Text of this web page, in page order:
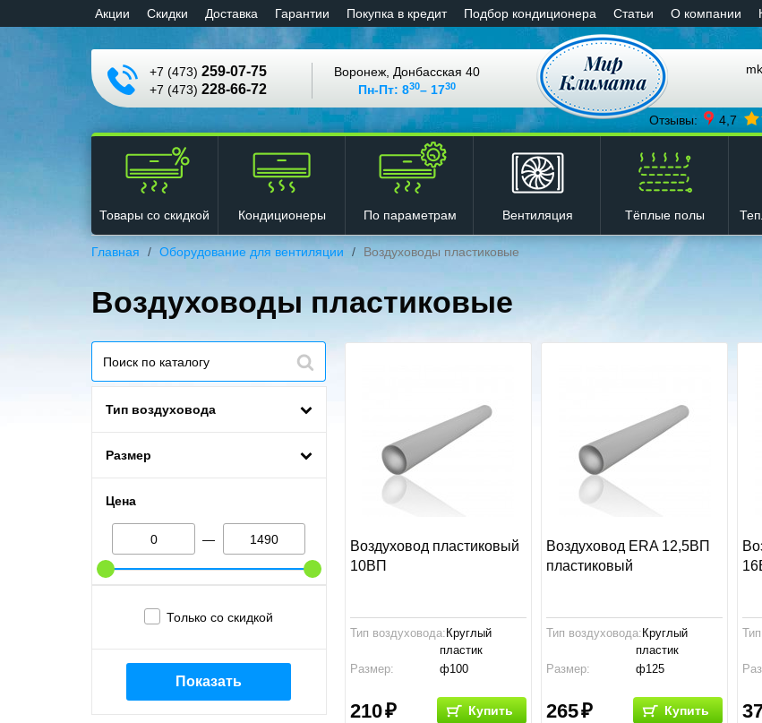
Aкции Cкидки Доставка Гарантии Покупка в кредит Подбор кондиционера Статьи О компании
+7 (473) 259-07-75
+7 (473) 228-66-72
Воронеж, Донбасская 40
Пн-Пт: 830– 1730
Отзывы: 4,7
Товары со скидкой Кондиционеры По параметрам Вентиляция Тёплые полы
Главная Оборудование для вентиляции Воздуховоды пластиковые
Воздуховоды пластиковые
Тип воздуховода
Размер
Цена
—
Только со скидкой
Показать
Воздуховод пластиковый
10ВП
Тип воздуховода: Круглый
пластик
Размер:
ф100
210 Купить
Воздуховод ERA 12,5ВП
пластиковый
Тип воздуховода: Круглый
пластик
Размер:
ф125
265 Купить